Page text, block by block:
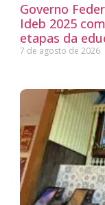
Governo
Ideb 2025
etapas da
7 de agosto de 2026